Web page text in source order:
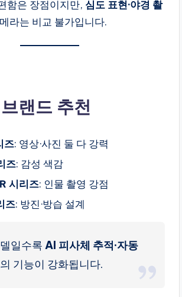
함은 장점이지만, 심도 표현·야경 촬
라는 비교 불가입니다.
랜드 추천
즈: 영상·사진 둘 다 강력
즈: 감성 색감
시리즈: 인물 촬영 강점
즈: 방진·방습 설계
일수록AI 피사체 추적·자동
기능이 강화됩니다.